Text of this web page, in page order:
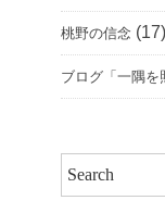
桃野の信念 (17)
ブログ「一隅を